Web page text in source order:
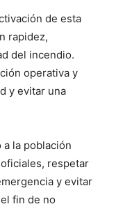
de esta
rapidez,
del incendio.
operativa y
y evitar una
la población
respetar
y evitar
fin de no